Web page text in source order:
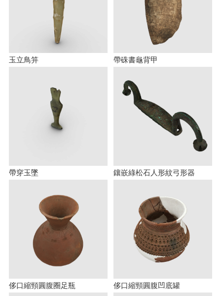
玉立鳥笄 帶硃書龜背甲
帶穿玉墜 鑲嵌綠松石人形紋弓形器
侈口縮頸圓腹圈足瓶 侈口縮頸圓腹凹底罐